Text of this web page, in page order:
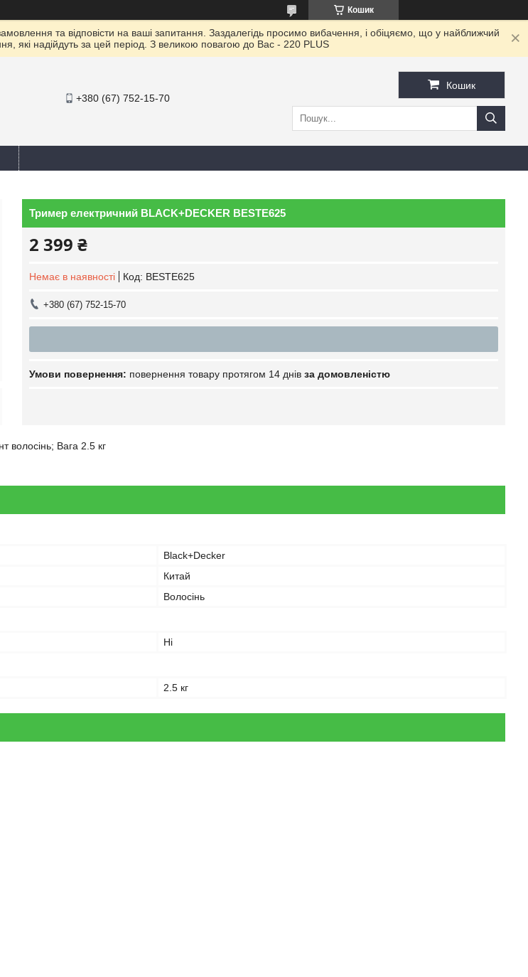
Кошик
та відповісти на ваші запитання. Заздалегідь просимо вибачення, і обіцяємо, що у найближчий
які надійдуть за цей період. З великою повагою до Ваc - 220 PLUS
+380 (67) 752-15-70
Кошик
Тример електричний BLACK+DECKER BESTE625
2 399 ₴
Немає в наявності Код: BESTE625
+380 (67) 752-15-70
повернення товару протягом 14 днів за домовленістю
волосінь; Вага 2.5 кг
Black+Decker
Китай
Волосінь
Ні
2.5 кг